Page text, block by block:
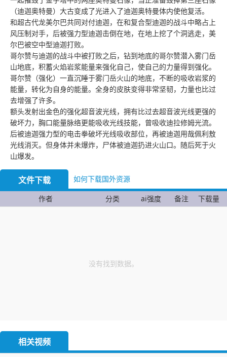
（迪迦奥特曼）大古变成了光进入了迪迦奥特曼体内使他复活。
和超古代龙美尔巴共同对付迪迦，在和复合型迪迦的战斗中略占上
风压制对手，后被强力型迪迦击倒在地，在地上挖了个洞逃走，美
尔巴被空中型迪迦打败。
哥尔赞与迪迦的战斗中被打败之后，钻到地底的哥尔赞潜入雾门岳
山地底，积蓄火焰岩浆能量来强化自己，使自己的力量得到强化。
哥尔赞（强化）一直沉睡于雾门岳火山的地底，不断的吸收岩浆的
能量，转化为自身的能量。全身的皮肤变得非常坚韧，力量也比过
去增强了许多。
额头发射出金色的强化超音波光线，拥有比过去超音波光线更强的
破坏力，胸口能量脉络更能吸收光线技能，曾吸收迪拉修姆光流。
后被迪迦强力型的电击拳破坏光线吸收部位，再被迪迦用哉佩利敖
光线消灭。但身体并未爆炸，尸体被迪迦扔进火山口。随后死于火
山爆发。
文件下载 如何下载国外资源
作者 分类 ai强度 备注 下载量
没有找到数据。
相关视频